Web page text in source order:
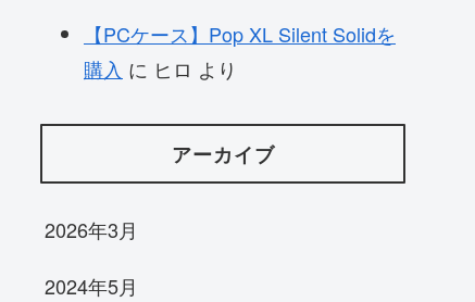
【PCケース】Pop XL Silent Solidを
購入 に ヒロ より
アーカイブ
2026年3月
2024年5月